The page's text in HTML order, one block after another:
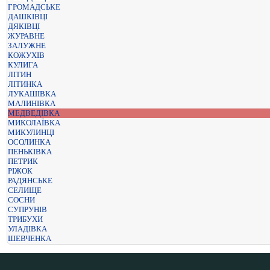
ГРОМАДСЬКЕ
ДАШКІВЦІ
ДЯКІВЦІ
ЖУРАВНЕ
ЗАЛУЖНЕ
КОЖУХІВ
КУЛИГА
ЛІТИН
ЛІТИНКА
ЛУКАШІВКА
МАЛИНІВКА
МЕДВЕДІВКА
МИКОЛАЇВКА
МИКУЛИНЦІ
ОСОЛИНКА
ПЕНЬКІВКА
ПЕТРИК
РІЖОК
РАДЯНСЬКЕ
СЕЛИЩЕ
СОСНИ
СУПРУНІВ
ТРИБУХИ
УЛАДІВКА
ШЕВЧЕНКА